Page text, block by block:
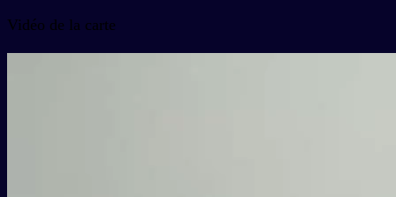
Vidéo de la carte